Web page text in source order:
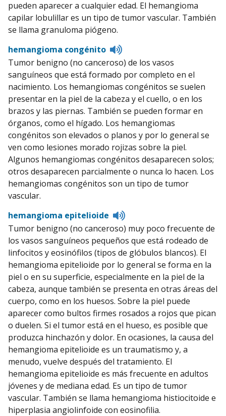
pueden aparecer a cualquier edad. El hemangioma
capilar lobulillar es un tipo de tumor vascular. También
se llama granuloma piógeno.
hemangioma congénito
Listen
to
pronunciation
Tumor benigno (no canceroso) de los vasos
sanguíneos que está formado por completo en el
nacimiento. Los hemangiomas congénitos se suelen
presentar en la piel de la cabeza y el cuello, o en los
brazos y las piernas. También se pueden formar en
órganos, como el hígado. Los hemangiomas
congénitos son elevados o planos y por lo general se
ven como lesiones morado rojizas sobre la piel.
Algunos hemangiomas congénitos desaparecen solos;
otros desaparecen parcialmente o nunca lo hacen. Los
hemangiomas congénitos son un tipo de tumor
vascular.
hemangioma epitelioide
Listen
to
pronunciation
Tumor benigno (no canceroso) muy poco frecuente de
los vasos sanguíneos pequeños que está rodeado de
linfocitos y eosinófilos (tipos de glóbulos blancos). El
hemangioma epitelioide por lo general se forma en la
piel o en su superficie, especialmente en la piel de la
cabeza, aunque también se presenta en otras áreas del
cuerpo, como en los huesos. Sobre la piel puede
aparecer como bultos firmes rosados a rojos que pican
o duelen. Si el tumor está en el hueso, es posible que
produzca hinchazón y dolor. En ocasiones, la causa del
hemangioma epitelioide es un traumatismo y, a
menudo, vuelve después del tratamiento. El
hemangioma epitelioide es más frecuente en adultos
jóvenes y de mediana edad. Es un tipo de tumor
vascular. También se llama hemangioma histiocitoide e
hiperplasia angiolinfoide con eosinofilia.